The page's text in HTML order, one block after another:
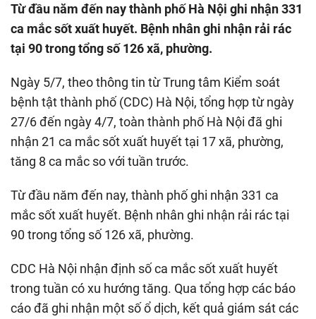
Từ đầu năm đến nay thành phố Hà Nội ghi nhận 331
ca mắc sốt xuất huyết. Bệnh nhân ghi nhận rải rác
tại 90 trong tổng số 126 xã, phường.
Ngày 5/7, theo thông tin từ Trung tâm Kiểm soát
bệnh tật thành phố (CDC) Hà Nội, tổng hợp từ ngày
27/6 đến ngày 4/7, toàn thành phố Hà Nội đã ghi
nhận 21 ca mắc sốt xuất huyết tại 17 xã, phường,
tăng 8 ca mắc so với tuần trước.
Từ đầu năm đến nay, thành phố ghi nhận 331 ca
mắc sốt xuất huyết. Bệnh nhân ghi nhận rải rác tại
90 trong tổng số 126 xã, phường.
CDC Hà Nội nhận định số ca mắc sốt xuất huyết
trong tuần có xu hướng tăng. Qua tổng hợp các báo
cáo đã ghi nhận một số ổ dịch, kết quả giám sát các